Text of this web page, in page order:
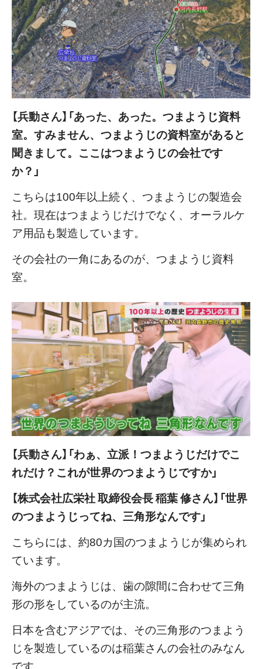
【兵動さん】「あった、あった。つまようじ資料
室。すみません、つまようじの資料室があると
聞きまして。ここはつまようじの会社です
か？」
こちらは100年以上続く、つまようじの製造会
社。現在はつまようじだけでなく、オーラルケ
ア用品も製造しています。
その会社の一角にあるのが、つまようじ資料
室。
【兵動さん】「わぁ、立派！つまようじだけでこ
れだけ？これが世界のつまようじですか」
【株式会社広栄社 取締役会長 稲葉 修さん】「世界
のつまようじってね、三角形なんです」
こちらには、約80カ国のつまようじが集められ
ています。
海外のつまようじは、歯の隙間に合わせて三角
形の形をしているのが主流。
日本を含むアジアでは、その三角形のつまよう
じを製造しているのは稲葉さんの会社のみなん
です。